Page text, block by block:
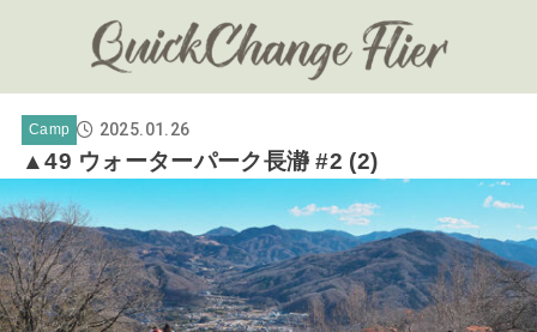
Camp 2025.01.26
▲49 ウォーターパーク長瀞 #2 (2)